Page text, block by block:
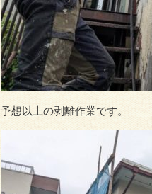
予想以上の剥離作業です。